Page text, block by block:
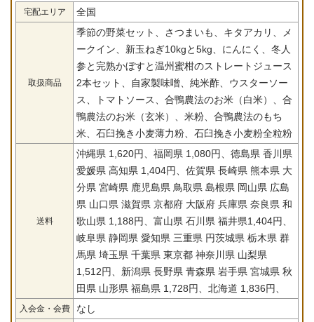
宅配エリア 全国
取扱商品
季節の野菜セット、さつまいも、キタアカリ、メ
ークイン、新玉ねぎ10kgと5kg、にんにく、冬人
参と完熟かぼすと温州蜜柑のストレートジュース
2本セット、自家製味噌、純米酢、ウスターソー
ス、トマトソース、合鴨農法のお米（白米）、合
鴨農法のお米（玄米）、米粉、合鴨農法のもち
米、石臼挽き小麦薄力粉、石臼挽き小麦粉全粒粉
送料
沖縄県 1,620円、福岡県 1,080円、徳島県 香川県
愛媛県 高知県 1,404円、佐賀県 長崎県 熊本県 大
分県 宮崎県 鹿児島県 鳥取県 島根県 岡山県 広島
県 山口県 滋賀県 京都府 大阪府 兵庫県 奈良県 和
歌山県 1,188円、富山県 石川県 福井県1,404円、
岐阜県 静岡県 愛知県 三重県 円茨城県 栃木県 群
馬県 埼玉県 千葉県 東京都 神奈川県 山梨県
1,512円、新潟県 長野県 青森県 岩手県 宮城県 秋
田県 山形県 福島県 1,728円、北海道 1,836円、
入会金・会費 なし